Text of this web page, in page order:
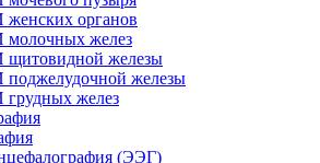
органов
молочных желез
щитовидной железы
железы
желез
(ЭЭГ)